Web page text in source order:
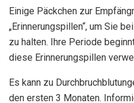
Einige Päckchen zur
„Erinnerungspillen“, um Sie
zu halten. Ihre Periode
diese Erinnerungspillen
Es kann zu
den ersten 3 Monaten.